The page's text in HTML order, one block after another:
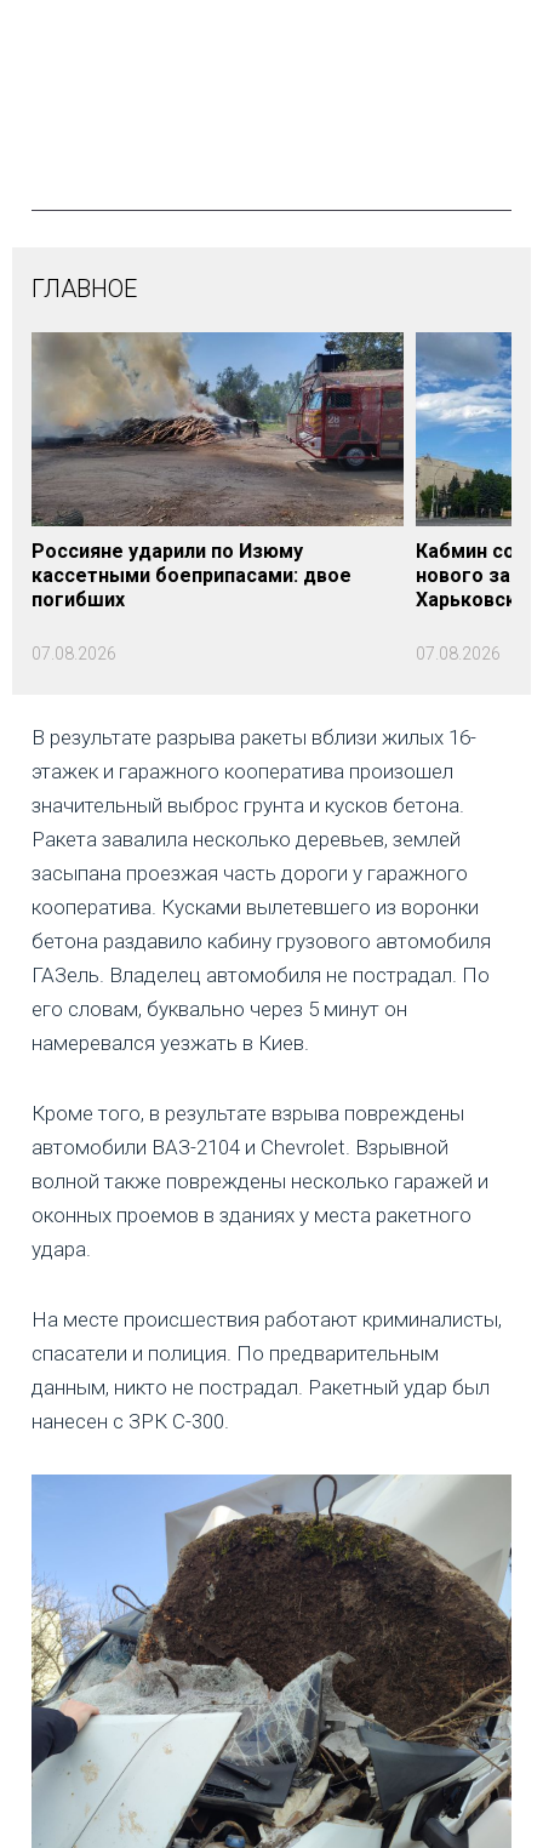
ГЛАВНОЕ
Россияне ударили по Изюму
кассетными боеприпасами: двое
погибших
07.08.2026
Кабмин
нового
07.08.2026
В результате разрыва ракеты вблизи жилых 16-
этажек и гаражного кооператива произошел
значительный выброс грунта и кусков бетона.
Ракета завалила несколько деревьев, землей
засыпана проезжая часть дороги у гаражного
кооператива. Кусками вылетевшего из воронки
бетона раздавило кабину грузового автомобиля
ГАЗель. Владелец автомобиля не пострадал. По
его словам, буквально через 5 минут он
намеревался уезжать в Киев.
Кроме того, в результате взрыва повреждены
автомобили ВАЗ-2104 и Chevrolet. Взрывной
волной также повреждены несколько гаражей и
оконных проемов в зданиях у места ракетного
удара.
На месте происшествия работают криминалисты,
спасатели и полиция. По предварительным
данным, никто не пострадал. Ракетный удар был
нанесен с ЗРК С-300.